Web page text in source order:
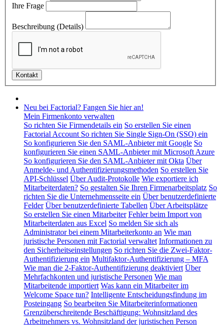
Ihre Frage
Beschreibung (Details)
Neu bei Factorial? Fangen Sie hier an!
Mein Firmenkonto verwalten
So richten Sie Firmendetails ein So erstellen Sie einen
Factorial Account So richten Sie Single Sign-On (SSO) ein
So konfigurieren Sie den SAML-Anbieter mit Google So
konfigurieren Sie einen SAML-Anbieter mit Microsoft Azure
So konfigurieren Sie den SAML-Anbieter mit Okta Über
Anmelde- und Authentifizierungsmethoden So erstellen Sie
API-Schlüssel Über Audit-Protokolle Wie exportiere ich
Mitarbeiterdaten? So gestalten Sie Ihren Firmenarbeitsplatz So
richten Sie die Unternehmensseite ein Über benutzerdefinierte
Felder Über benutzerdefinierte Tabellen Über Arbeitsplätze
So erstellen Sie einen Mitarbeiter Fehler beim Import von
Mitarbeiterdaten aus Excel So melden Sie sich als
Administrator bei einem Mitarbeiterkonto an Wie man
juristische Personen mit Factorial verwaltet Informationen zu
den Sicherheitseinstellungen So richten Sie die Zwei-Faktor-
Authentifizierung ein Multifaktor-Authentifizierung – MFA
Wie man die 2-Faktor-Authentifizierung deaktiviert Über
Mehrfachkonten und juristische Personen Wie man
Mitarbeitende importiert Was kann ein Mitarbeiter im
Welcome Space tun? Intelligente Entscheidungsfindung im
Posteingang So bearbeiten Sie Mitarbeiterinformationen
Grenzüberschreitende Beschäftigung: Wohnsitzland des
Arbeitnehmers vs. Wohnsitzland der juristischen Person